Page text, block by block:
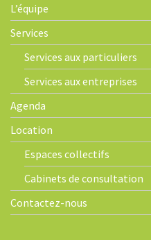
L’équipe
Services
Services aux particuliers
Services aux entreprises
Agenda
Location
Espaces collectifs
Cabinets de consultation
Contactez-nous